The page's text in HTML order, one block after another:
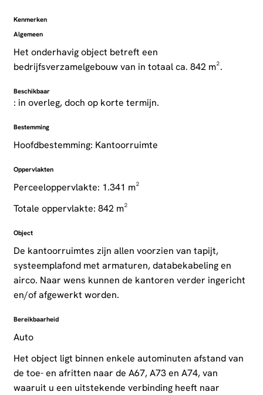
Kenmerken
Algemeen
Het onderhavig object betreft een
bedrijfsverzamelgebouw van in totaal ca. 842 m².
Beschikbaar
: in overleg, doch op korte termijn.
Bestemming
Hoofdbestemming: Kantoorruimte
Oppervlakten
Perceeloppervlakte: 1.341 m²
Totale oppervlakte: 842 m²
Object
De kantoorruimtes zijn allen voorzien van tapijt,
systeemplafond met armaturen, databekabeling en
airco. Naar wens kunnen de kantoren verder ingericht
en/of afgewerkt worden.
Bereikbaarheid
Auto
Het object ligt binnen enkele autominuten afstand van
de toe- en afritten naar de A67, A73 en A74, van
waaruit u een uitstekende verbinding heeft naar